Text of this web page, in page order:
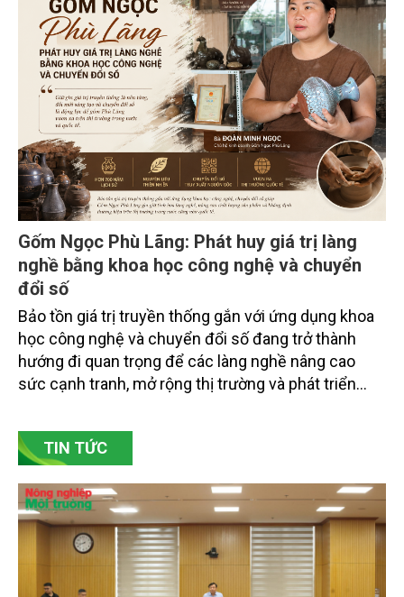
hút sự tham gia của hơn 100 đại biểu là lãnh đạo
các đơn vị thuộc Bộ Nông nghiệp và Môi trường,
chuyên gia, nhà khoa học, Sở Nông nghiệp và Môi
trường tỉnh Lai Châu và đại diện các cơ quan đơn vị
doanh nghiệp ở các tỉnh miền núi phía Bắc.
Gốm Ngọc Phù Lãng: Phát huy giá trị làng
nghề bằng khoa học công nghệ và chuyển
đổi số
Bảo tồn giá trị truyền thống gắn với ứng dụng khoa
học công nghệ và chuyển đổi số đang trở thành
hướng đi quan trọng để các làng nghề nâng cao
sức cạnh tranh, mở rộng thị trường và phát triển
Bắc Ninh, nhiều nghệ nhân và cơ sở sản xuất đã
chủ động đổi mới tư duy, đầu tư công nghệ, xây
TIN TỨC